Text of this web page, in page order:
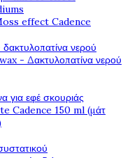
effect Cadence
νερού
- Δακτυλοπατίνα νερού
για εφέ σκουριάς
Cadence 150 ml (μάτ